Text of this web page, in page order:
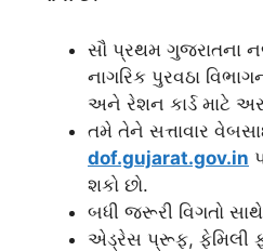
સૌ પ્રથમ ગુજરાતના
નાગરિક પુરવઠા
અને રેશન કાર્ડ માટે
તમે તેને સત્તાવાર
dof.gujarat.gov.in
શકો છો.
બધી જરૂરી વિગતો સાથે
એડ્રેસ પ્રૂફ, ફેમિલી